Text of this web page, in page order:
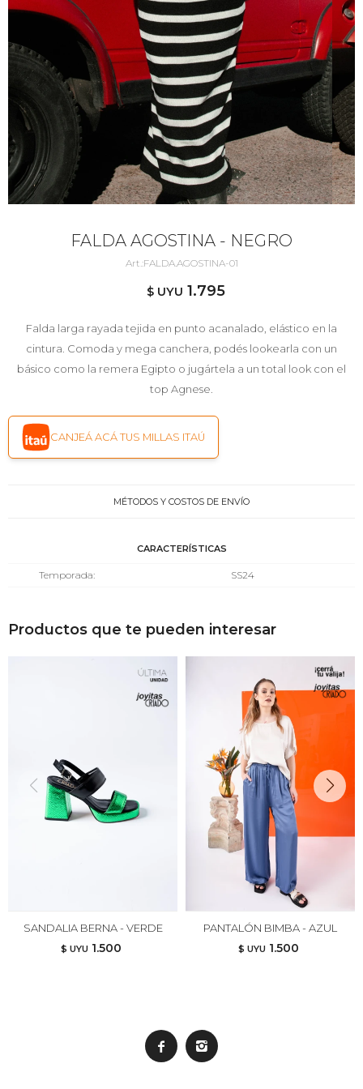
FALDA AGOSTINA - NEGRO
FALDA.AGOSTINA-01
$ UYU 1.795
Falda larga rayada tejida en punto acanalado, elástico en la
cintura. Comoda y mega canchera, podés lookearla con un
básico como la remera Egipto o jugártela a un total look con el
top Agnese.
CANJEÁ ACÁ TUS MILLAS ITAÚ
MÉTODOS Y COSTOS DE ENVÍO
CARACTERÍSTICAS
Temporada SS24
Productos que te pueden interesar
SANDALIA BERNA - VERDE
$ UYU 1.500
PANTALÓN BIMBA - AZUL
$ UYU 1.500
 